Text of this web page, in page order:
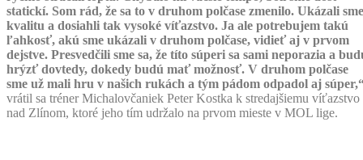
statickí. Som rád, že sa to v druhom polčase zmenilo. Ukázali sme
kvalitu a dosiahli tak vysoké víťazstvo. Ja ale potrebujem takú
ľahkosť, akú sme ukázali v druhom polčase, vidieť aj v prvom
dejstve. Presvedčili sme sa, že títo súperi sa sami neporazia a
hrýzť dovtedy, dokedy budú mať možnosť. V druhom polčase
sme už mali hru v našich rukách a tým pádom odpadol aj
vrátil sa tréner Michalovčaniek Peter Kostka k stredajšiemu víťazstvo
nad Zlínom, ktoré jeho tím udržalo na prvom mieste v MOL lige.